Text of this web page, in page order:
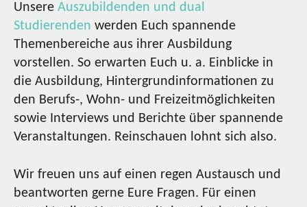
Unsere Auszubildenden und dual
Studierenden werden Euch spannende
Themenbereiche aus ihrer Ausbildung
vorstellen. So erwarten Euch u. a. Einblicke in
die Ausbildung, Hintergrundinformationen zu
den Berufs-, Wohn- und Freizeitmöglichkeiten
sowie Interviews und Berichte über spannende
Veranstaltungen. Reinschauen lohnt sich also.
Wir freuen uns auf einen regen Austausch und
beantworten gerne Eure Fragen. Für einen